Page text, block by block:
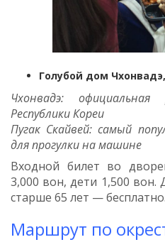
Голубой дом
Чхонвадэ: официальная
Республики Кореи
Пугак Скайвей: самый
для прогулки на машине
Входной билет во
3,000 вон, дети 1,500 вон.
старше 65 лет — бесплатно.
Маршрут по